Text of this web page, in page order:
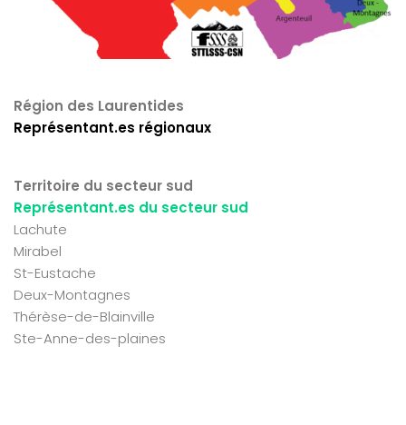
Région des Laurentides
Représentant.es régionaux
Territoire du secteur sud
Représentant.es du secteur sud
Lachute
Mirabel
St-Eustache
Deux-Montagnes
Thérèse-de-Blainville
Ste-Anne-des-plaines